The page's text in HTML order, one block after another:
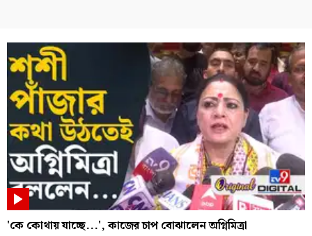
'কে কোথায় যাচ্ছে...', কাজের চাপ বোঝালেন অগ্নিমিত্রা